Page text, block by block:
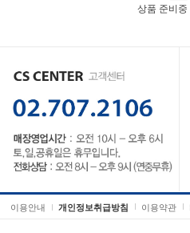
상품 준비중
이용안내 개인정보취급방침 이용약관